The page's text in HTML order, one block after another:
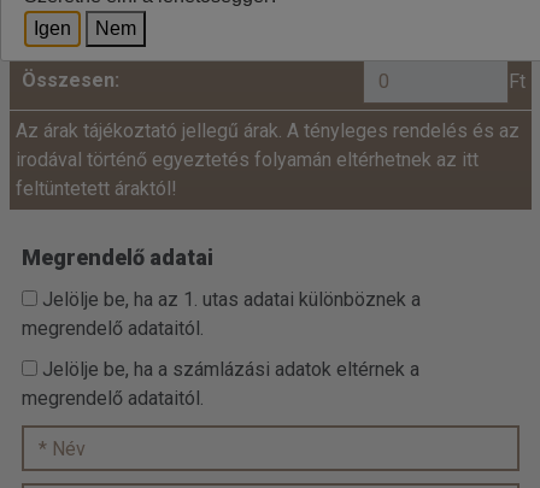
Összesen: Ft
Az árak tájékoztató jellegű árak. A tényleges rendelés és az
irodával történő egyeztetés folyamán eltérhetnek az itt
feltüntetett áraktól!
Megrendelő adatai
Jelölje be, ha az 1. utas adatai különböznek a
megrendelő adataitól.
Jelölje be, ha a számlázási adatok eltérnek a
megrendelő adataitól.
Igen
Nem